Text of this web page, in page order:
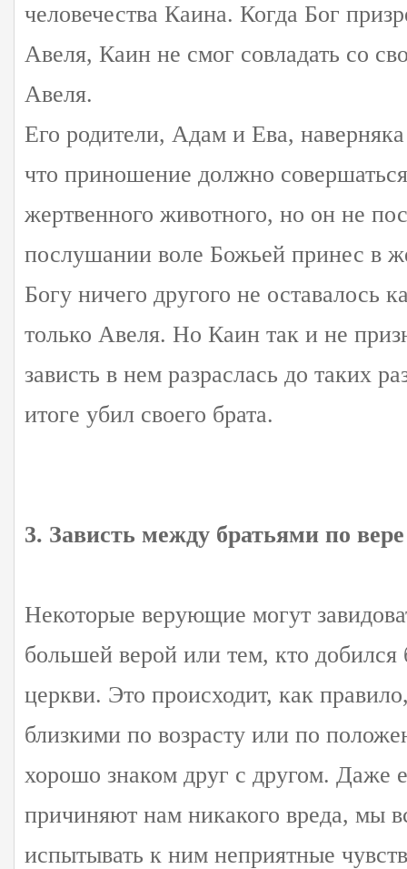
человечества Каина. Когда Бог
Авеля, Каин не смог совладать со
Авеля.
Его родители, Адам и Ева,
что приношение должно
жертвенного животного, но он не
послушании воле Божьей принес в
Богу ничего другого не оставалось
только Авеля. Но Каин так и не
зависть в нем разраслась до таких
итоге убил своего брата.
3. Зависть между братьями по вере
Некоторые верующие могут
большей верой или тем, кто добился
церкви. Это происходит, как
близкими по возрасту или по
хорошо знаком друг с другом. Даже
причиняют нам никакого вреда, мы
испытывать к ним неприятные